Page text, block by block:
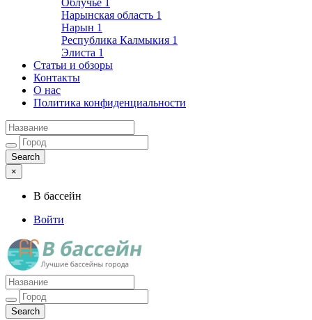
Облучье 1
Нарынская область 1
Нарын 1
Республика Калмыкия 1
Элиста 1
Статьи и обзоры
Контакты
О нас
Политика конфиденциальности
×
В бассейн
Войти
Лучшие бассейны города